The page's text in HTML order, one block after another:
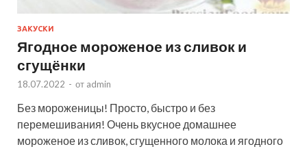
ЗАКУСКИ
Ягодное мороженое из сливок и
сгущёнки
18.07.2022 - от admin
Без мороженицы! Просто, быстро и без
перемешивания! Очень вкусное домашнее
мороженое из сливок, сгущенного молока и ягодного